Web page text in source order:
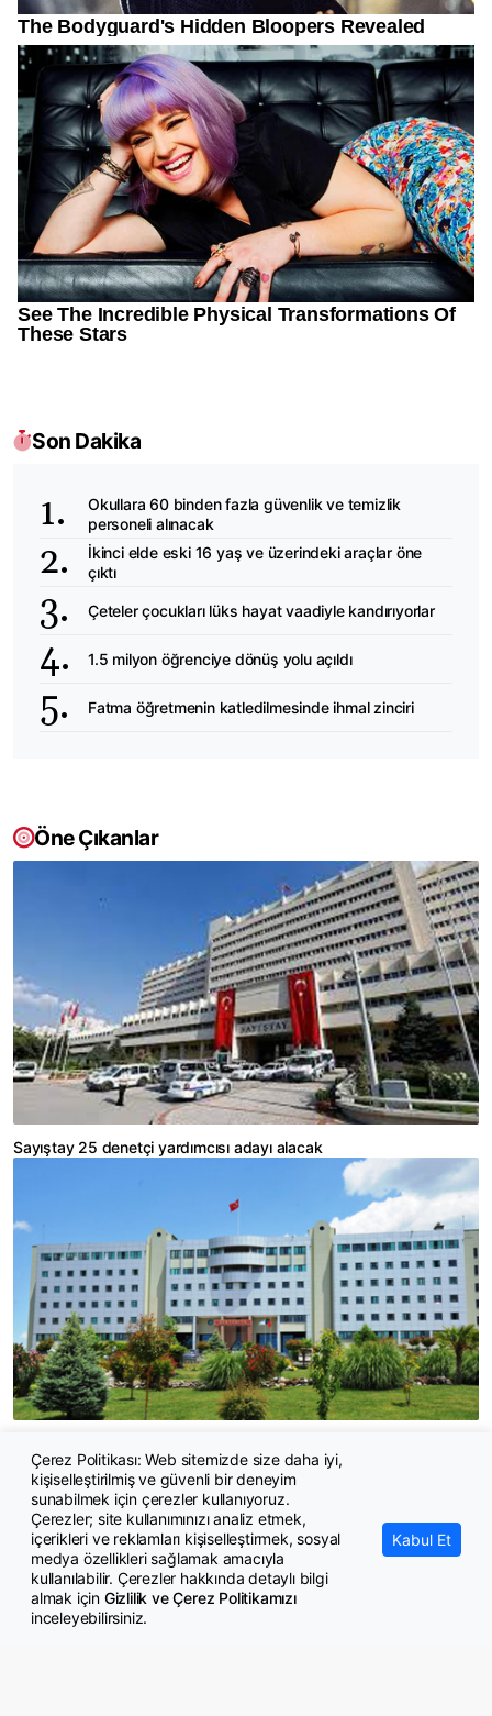
Son Dakika
Okullara 60 binden fazla güvenlik ve temizlik
personeli alınacak
İkinci elde eski 16 yaş ve üzerindeki araçlar öne
çıktı
Çeteler çocukları lüks hayat vaadiyle kandırıyorlar
1.5 milyon öğrenciye dönüş yolu açıldı
Fatma öğretmenin katledilmesinde ihmal zinciri
Öne Çıkanlar
Sayıştay 25 denetçi yardımcısı adayı alacak
Çerez Politikası: Web sitemizde size daha iyi,
kişiselleştirilmiş ve güvenli bir deneyim
sunabilmek için çerezler kullanıyoruz.
Çerezler; site kullanımınızı analiz etmek,
içerikleri ve reklamları kişiselleştirmek, sosyal
medya özellikleri sağlamak amacıyla
kullanılabilir. Çerezler hakkında detaylı bilgi
almak için Gizlilik ve Çerez Politikamızı
inceleyebilirsiniz.
Kabul Et